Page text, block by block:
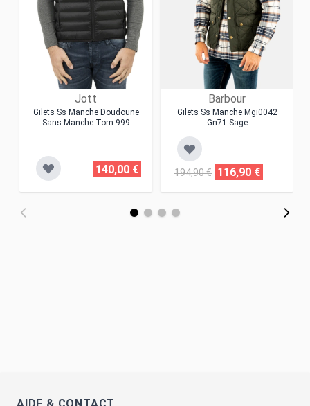
Jott
Gilets Ss Manche Doudoune
Sans Manche Tom 999
140,00 €
Barbour
Gilets Ss Manche Mgi0042
Gn71 Sage
194,90 € 116,90 €